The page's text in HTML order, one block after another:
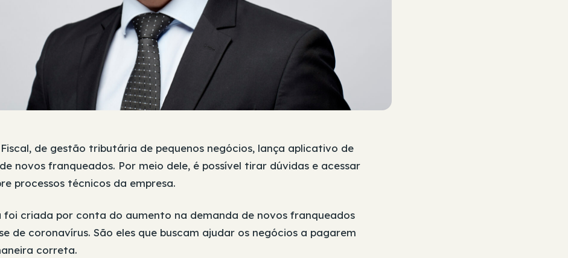
de gestão tributária de pequenos negócios, lança aplicativo de
novos franqueados. Por meio dele, é possível tirar dúvidas e acessar
processos técnicos da empresa.
criada por conta do aumento na demanda de novos franqueados
de coronavírus. São eles que buscam ajudar os negócios a pagarem
correta.